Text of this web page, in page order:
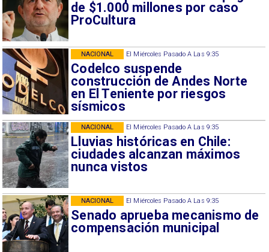
de $1.000 millones por caso
ProCultura
El Miércoles Pasado A Las 9:35
Codelco suspende
construcción de Andes Norte
en El Teniente por riesgos
sísmicos
NACIONAL
El Miércoles Pasado A Las 9:35
Lluvias históricas en Chile:
ciudades alcanzan máximos
nunca vistos
NACIONAL
El Miércoles Pasado A Las 9:35
Senado aprueba mecanismo de
compensación municipal
NACIONAL